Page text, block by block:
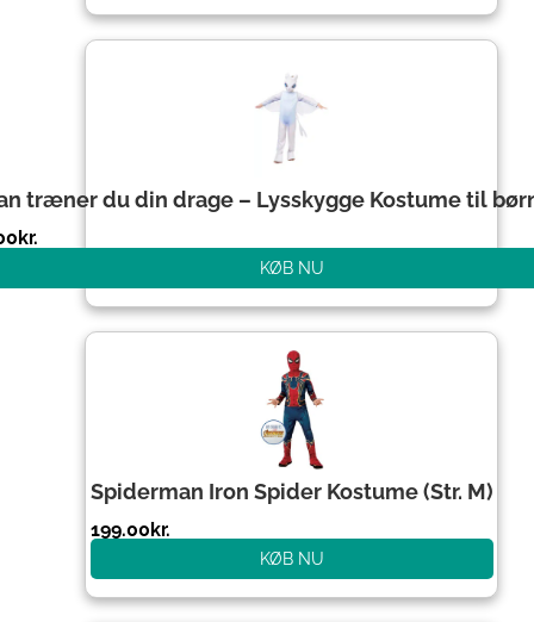
træner du din drage – Lysskygge Kostume til
kr.
KØB NU
Spiderman Iron Spider Kostume (Str. M)
199.00kr.
KØB NU